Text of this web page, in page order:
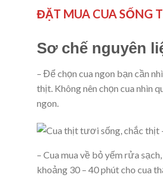
ĐẶT MUA CUA SỐNG
Sơ chế nguyên
– Để chọn cua ngon bạn cần
thịt. Không nên chọn cua nhìn
ngon.
– Cua mua về bỏ yếm rửa
khoảng 30 – 40 phút cho cua